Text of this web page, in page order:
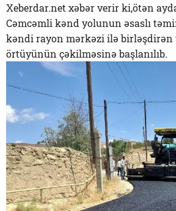
Xeberdar.net xəbər verir ki,ötən
Cəmcəmli kənd yolunun əsaslı
kəndi rayon mərkəzi ilə birləşdirən
örtüyünün çəkilməsinə başlanılıb.